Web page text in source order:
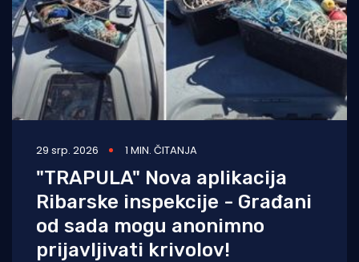
29 srp. 2026 1 MIN. ČITANJA
"TRAPULA" Nova aplikacija
Ribarske inspekcije - Građani
od sada mogu anonimno
prijavljivati krivolov!